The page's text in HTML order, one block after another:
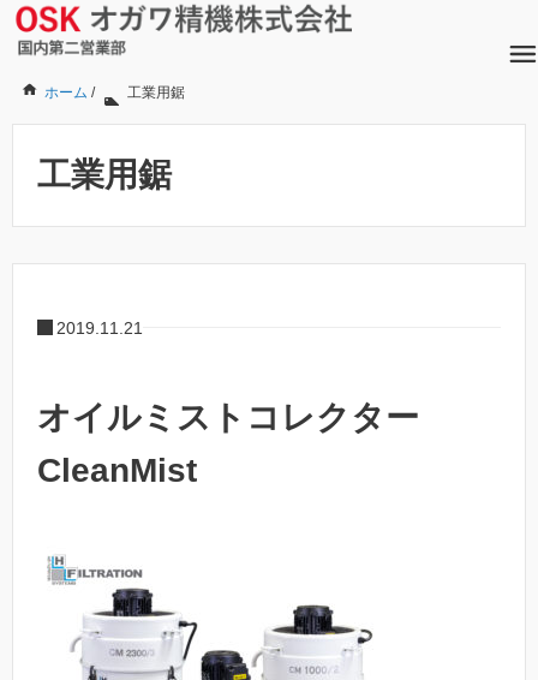
ホーム / 工業用鋸
工業用鋸
2019.11.21
オイルミストコレクター
CleanMist